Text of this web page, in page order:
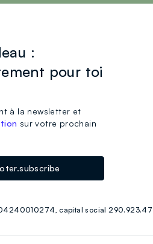
:
pour toi
à la newsletter et
sur votre prochain
04240010274, capital social